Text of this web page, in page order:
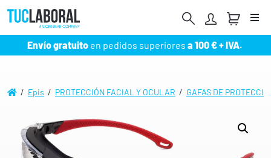
Envío gratuito en pedidos superiores a 100 € + IVA.
/ Epis / PROTECCIÓN FACIAL Y OCULAR / GAFAS DE